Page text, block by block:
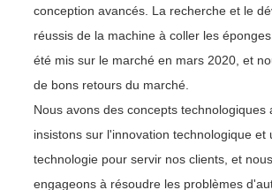
conception avancés. La recherche et le
réussis de la machine à coller les
été mis sur le marché en mars 2020, et
de bons retours du marché.
Nous avons des concepts technologiques
insistons sur l'innovation technologique et
technologie pour servir nos clients, et
engageons à résoudre les problèmes